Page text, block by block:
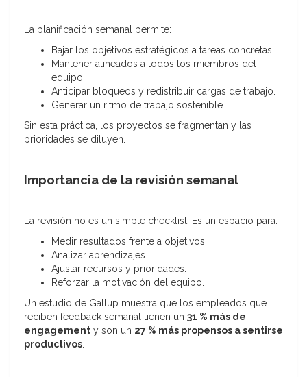
La planificación semanal permite:
Bajar los objetivos estratégicos a tareas concretas.
Mantener alineados a todos los miembros del
equipo.
Anticipar bloqueos y redistribuir cargas de trabajo.
Generar un ritmo de trabajo sostenible.
Sin esta práctica, los proyectos se fragmentan y las
prioridades se diluyen.
Importancia de la revisión semanal
La revisión no es un simple checklist. Es un espacio para:
Medir resultados frente a objetivos.
Analizar aprendizajes.
Ajustar recursos y prioridades.
Reforzar la motivación del equipo.
Un estudio de Gallup muestra que los empleados que
reciben feedback semanal tienen un 31 % más de
engagement y son un 27 % más propensos a sentirse
productivos.